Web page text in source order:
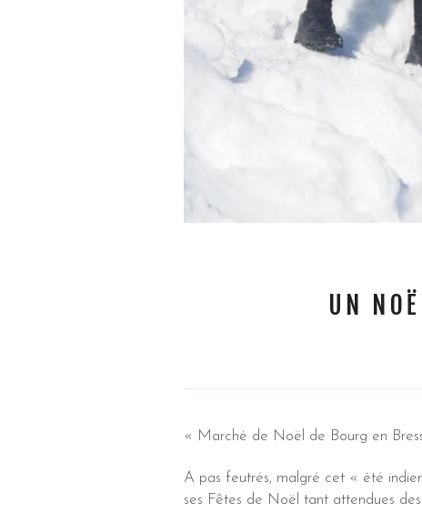
UN
« Marché de Noël de Bourg en
A pas feutrés, malgré cet « été
ses Fêtes de Noël tant attendues